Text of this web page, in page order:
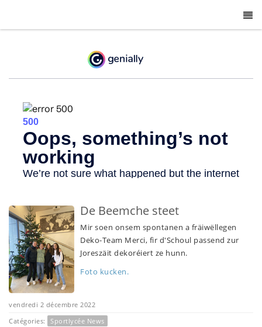
De Beemche steet
Mir soen onsem spontanen a fräiwëllegen
Deko-Team Merci, fir d'Schoul passend zur
Joreszäit dekoréiert ze hunn.
Foto kucken.
vendredi 2 décembre 2022
Catégories:
Sportlycée News